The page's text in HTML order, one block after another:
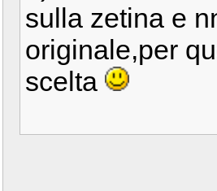
sulla zetina e
originale,per
scelta